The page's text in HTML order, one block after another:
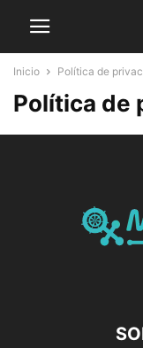
Inicio Política de
Política de